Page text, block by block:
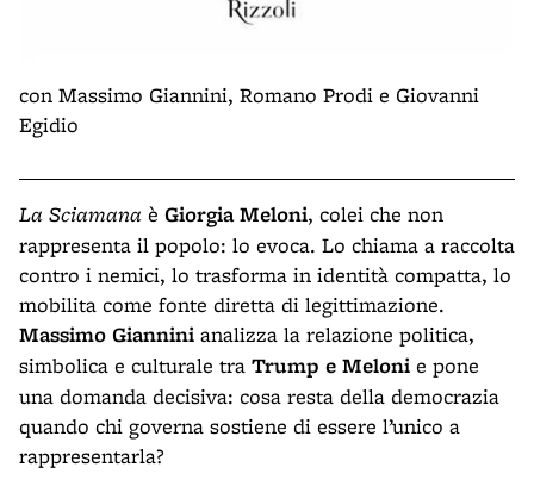
con Massimo Giannini, Romano Prodi e Giovanni
Egidio
La Sciamana è Giorgia Meloni, colei che non
rappresenta il popolo: lo evoca. Lo chiama a raccolta
contro i nemici, lo trasforma in identità compatta, lo
mobilita come fonte diretta di legittimazione.
Massimo Giannini analizza la relazione politica,
simbolica e culturale tra Trump e Meloni e pone
una domanda decisiva: cosa resta della democrazia
quando chi governa sostiene di essere l’unico a
rappresentarla?